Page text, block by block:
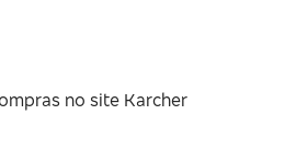
no site Karcher